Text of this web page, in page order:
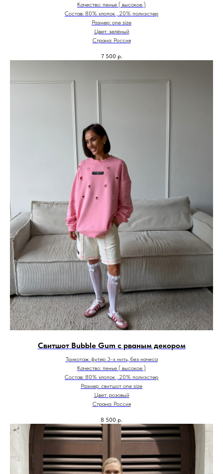
Качество: пенье ( высокое )
Состав: 80% хлопок , 20% полиэстер
Размер: one size
Цвет: зелёный
Страна: Россия
7 500 р.
Свитшот Bubble Gum с рваным декором
Трикотаж: футер 3-х нить, без начеса
Качество: пенье ( высокое )
Состав: 80% хлопок , 20% полиэстер
Размер: свитшот one size
Цвет: розовый
Страна: Россия
8 500 р.